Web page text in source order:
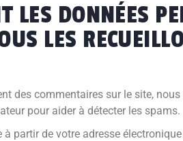
LES DONNÉES
LES
des commentaires sur le site,
pour aider à détecter les spams.
à partir de votre adresse